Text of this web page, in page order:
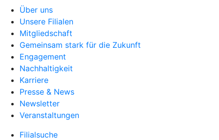
Über uns
Unsere Filialen
Mitgliedschaft
Gemeinsam stark für die Zukunft
Engagement
Nachhaltigkeit
Karriere
Presse & News
Newsletter
Veranstaltungen
Filialsuche